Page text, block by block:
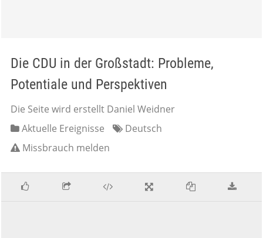
Die CDU in der Großstadt: Probleme,
Potentiale und Perspektiven
Die Seite wird erstellt Daniel Weidner
Aktuelle Ereignisse
Deutsch
Missbrauch melden